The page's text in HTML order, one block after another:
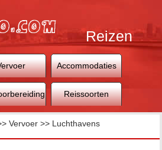
Reizen
Accommodaties
Reissoorten
Vervoer >> Luchthavens